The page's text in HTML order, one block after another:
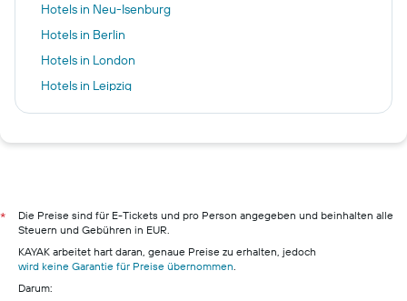
Hotels in Neu-Isenburg
Hotels in Berlin
Hotels in London
Hotels in Leipzig
Hotels in Málaga
Hotels in Neustadt in Holstein
Hotels in München
Hotels in Berchtesgaden
Hotels in Konstanz
*
Die Preise sind für E-Tickets und pro Person angegeben und beinhalten alle
Steuern und Gebühren in EUR.
KAYAK arbeitet hart daran, genaue Preise zu erhalten, jedoch
wird keine Garantie für Preise übernommen.
Darum: